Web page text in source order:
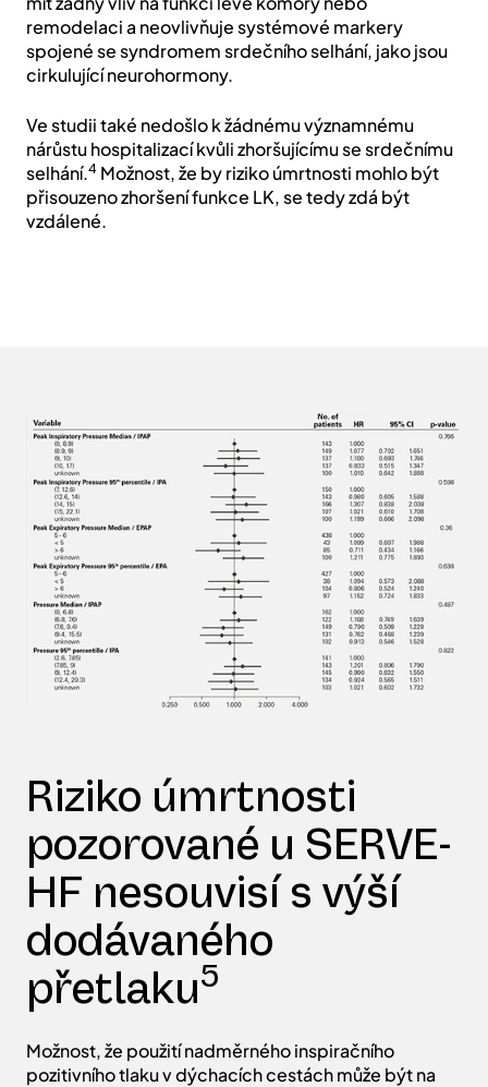
remodelaci a neovlivňuje systémové markery
spojené se syndromem srdečního selhání, jako jsou
cirkulující neurohormony.
Ve studii také nedošlo k žádnému významnému
nárůstu hospitalizací kvůli zhoršujícímu se srdečnímu
selhání.4 Možnost, že by riziko úmrtnosti mohlo být
přisouzeno zhoršení funkce LK, se tedy zdá být
vzdálené.
Riziko úmrtnosti
pozorované u SERVE-
HF nesouvisí s výší
dodávaného
přetlaku5
Možnost, že použití nadměrného inspiračního
pozitivního tlaku v dýchacích cestách může být na